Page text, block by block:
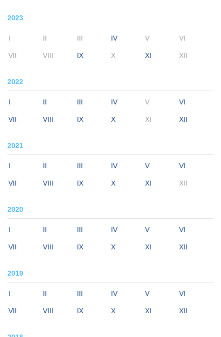
2023
I II III IV V VI
VII VIII IX X XI XII
2022
I II III IV V VI
VII VIII IX X XI XII
2021
I II III IV V VI
VII VIII IX X XI XII
2020
I II III IV V VI
VII VIII IX X XI XII
2019
I II III IV V VI
VII VIII IX X XI XII